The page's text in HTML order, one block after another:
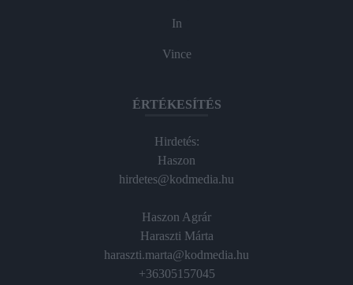
In
Vince
ÉRTÉKESÍTÉS
Hirdetés:
Haszon
hirdetes@kodmedia.hu
Haszon Agrár
Haraszti Márta
haraszti.marta@kodmedia.hu
+36305157045